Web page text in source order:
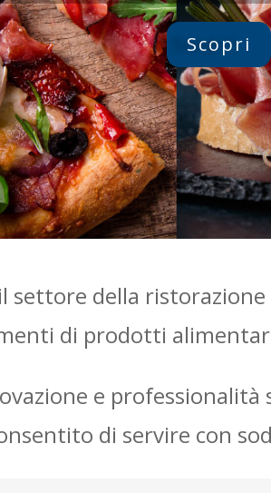
Scopri
settore della
di prodotti
e
di servire con